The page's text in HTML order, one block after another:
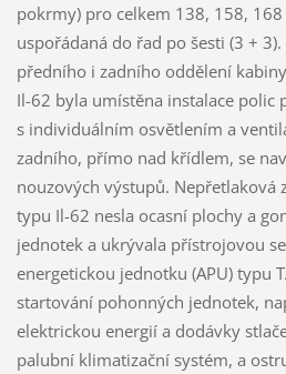
pokrmy) pro celkem 138, 158,
uspořádaná do řad po šesti (3 +
předního i zadního oddělení
Il-62 byla umístěna instalace polic
s individuálním osvětlením a
zadního, přímo nad křídlem, se
nouzových výstupů. Nepřetlaková
typu Il-62 nesla ocasní plochy a
jednotek a ukrývala přístrojovou
energetickou jednotku (APU) typu
startování pohonných jednotek,
elektrickou energií a dodávky
palubní klimatizační systém, a